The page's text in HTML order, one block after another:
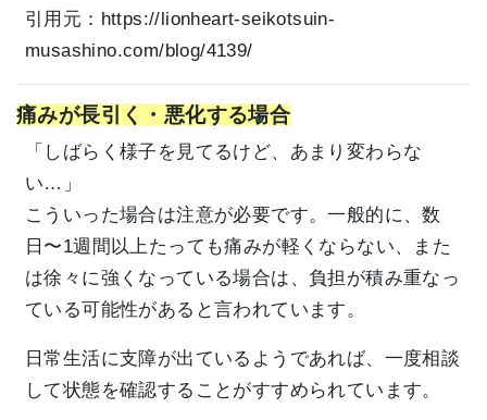
引用元： https://lionheart-seikotsuin-
musashino.com/blog/4139/
痛みが長引く・悪化する場合
「しばらく様子を見てるけど、あまり変わらな
い…」
こういった場合は注意が必要です。一般的に、数
日〜1週間以上たっても痛みが軽くならない、また
は徐々に強くなっている場合は、負担が積み重なっ
ている可能性があると言われています。
日常生活に支障が出ているようであれば、一度相談
して状態を確認することがすすめられています。